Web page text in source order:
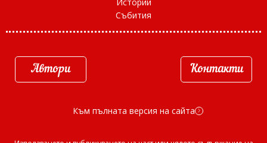
Събития
Автори Контакти
Към пълната версия на сайта d